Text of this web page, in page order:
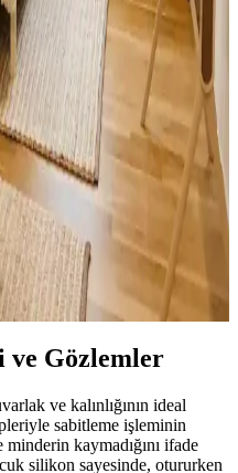
Kenarına Halı ve
Edilmesi
korumak için yatak kenarına
halılar koymak,
ürünler kullanmak önemlidir.
Tasarımında Konfor ve
aydınlatma, mobilya,
ve fonksiyonelliği artırır.
önemlidir.
ve Gözlemler
ve kalınlığının ideal
sabitleme işleminin
kaymadığını ifade
silikon sayesinde, otururken